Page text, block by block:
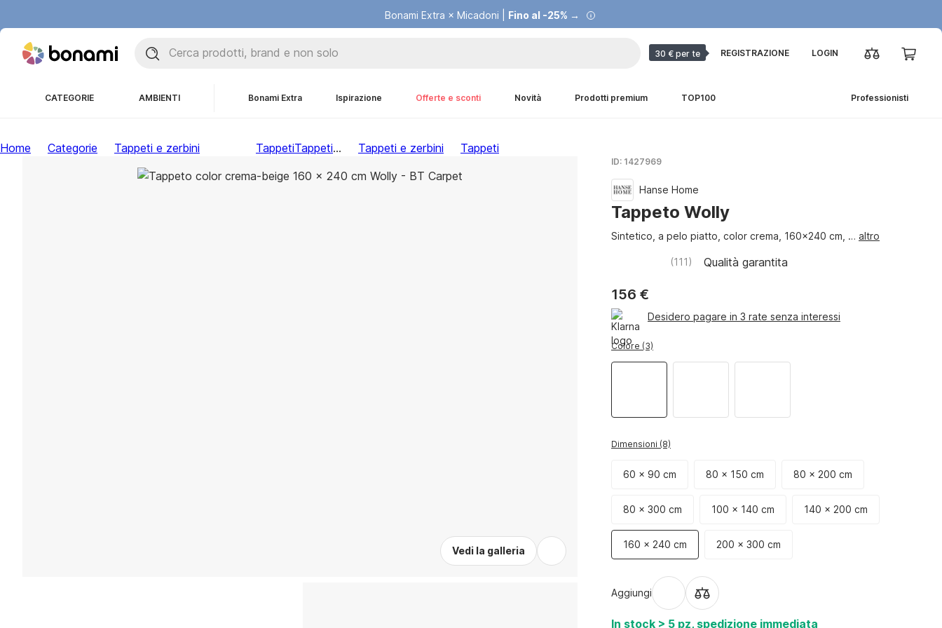
Bonami Extra × Micadoni | Fino al -25% →
30 € per te REGISTRAZIONE LOGIN
CATEGORIE AMBIENTI Bonami Extra Ispirazione Offerte e sconti Novità Prodotti premium TOP100 Professionisti
Home Categorie Tappeti e zerbini TappetiTappeti... Tappeti e zerbini Tappeti
Vedi la galleria
ID: 1427969
Hanse Home
Tappeto Wolly
Sintetico, a pelo piatto, color crema, 160x240 cm , … altro
(111) Qualità garantita
156 €
Desidero pagare in 3 rate senza interessi
Colore (3)
Dimensioni (8)
60 x 90 cm 80 x 150 cm 80 x 200 cm
80 x 300 cm 100 x 140 cm 140 x 200 cm
160 x 240 cm 200 x 300 cm
Aggiungi
In stock > 5 pz, spedizione immediata